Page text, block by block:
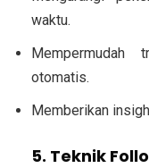
waktu.
Mempermudah
otomatis.
Memberikan
5. Teknik